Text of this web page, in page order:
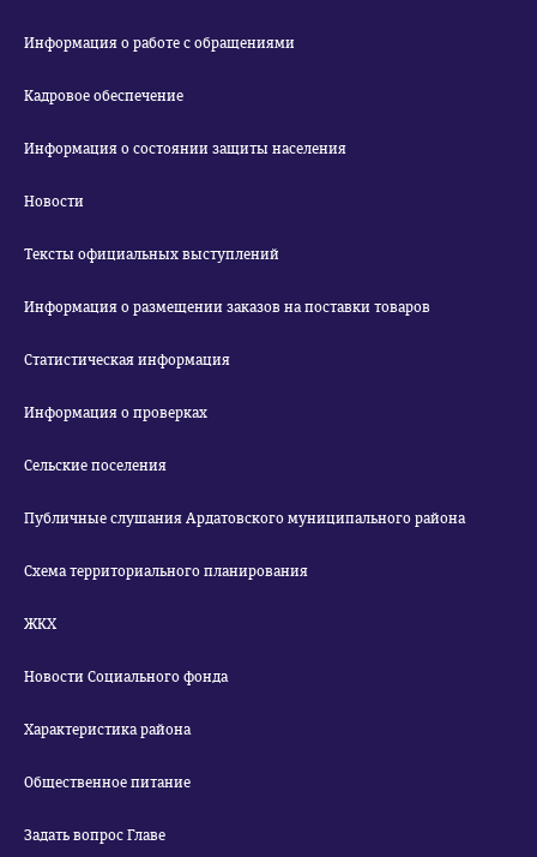
Информация о работе с обращениями
Кадровое обеспечение
Информация о состоянии защиты населения
Новости
Тексты официальных выступлений
Информация о размещении заказов на поставки товаров
Статистическая информация
Информация о проверках
Сельские поселения
Публичные слушания Ардатовского муниципального района
Схема территориального планирования
ЖКХ
Новости Социального фонда
Характеристика района
Общественное питание
Задать вопрос Главе